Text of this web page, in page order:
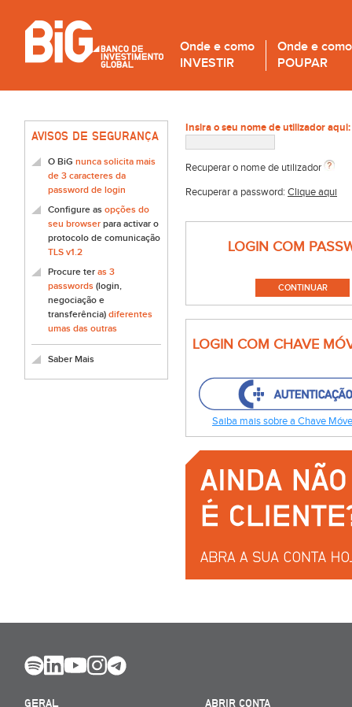
Onde e como
INVESTIR
Onde e como
POUPAR
AVISOS DE SEGURANÇA
O BiG nunca solicita mais
de 3 caracteres da
password de login
Configure as opções do
seu browser para activar o
protocolo de comunicação
TLS v1.2
Procure ter as 3
passwords (login,
negociação e
transferência) diferentes
umas das outras
Saber Mais
Insira o seu nome de utilizador aqui:
Recuperar o nome de utilizador
Recuperar a password: Clique aqui
LOGIN COM
LOGIN COM CHAVE
Saiba mais sobre a Chave
GERAL
ABRIR CONTA